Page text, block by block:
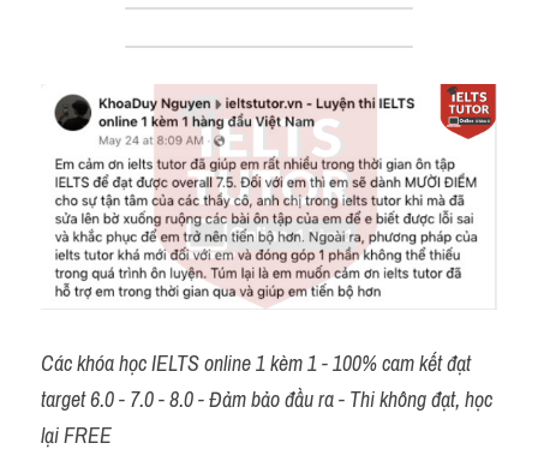
Các khóa học IELTS online 1 kèm 1 - 100% cam kết đạt
target 6.0 - 7.0 - 8.0 - Đảm bảo đầu ra - Thi không đạt, học
lại FREE